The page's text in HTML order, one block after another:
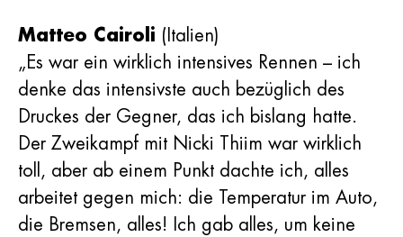
Matteo Cairoli (Italien)
„Es war ein wirklich intensives Rennen – ich
denke das intensivste auch bezüglich des
Druckes der Gegner, das ich bislang hatte.
Der Zweikampf mit Nicki Thiim war wirklich
toll, aber ab einem Punkt dachte ich, alles
arbeitet gegen mich: die Temperatur im Auto,
die Bremsen, alles! Ich gab alles, um keine